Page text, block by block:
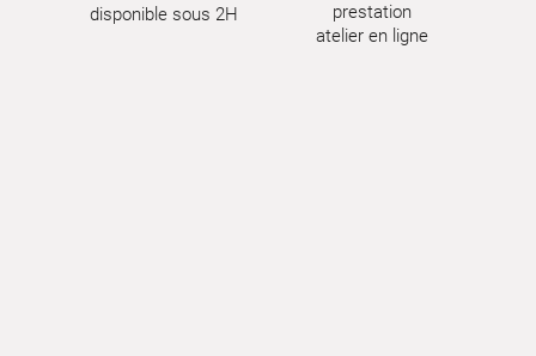
disponible sous 2H
prestation
atelier en ligne